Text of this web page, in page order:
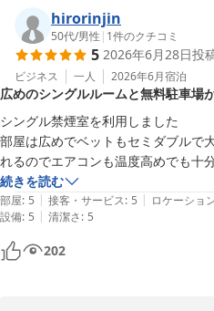
hirorinjin
50代/男性 | 1件のクチコミ
5 2026年6月28日投
ビジネス 一人 2026年6月宿泊
広めのシングルルームと無料駐車場
シングル禁煙室を利用しました
部屋は広めでベットもセミダブルで
れるのでエアコンも温度高めでも十
200m程でコンビニも有り便利で駐車
朝食もバイキング形式ですし好きな
私は朝カレーの一択でした😊
続きを読む
部屋: 5 | 接客・サービス: 5 | ロケーショ
設備: 5 | 清潔さ: 5
202